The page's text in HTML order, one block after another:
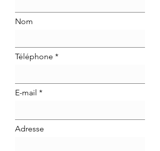
Nom
Téléphone
E-mail
Adresse